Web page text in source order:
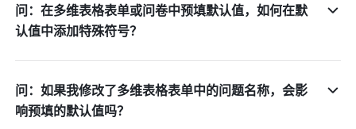
问：在多维表格表单或问卷中预填默认值，如何在默
认值中添加特殊符号？
问：如果我修改了多维表格表单中的问题名称，会影
响预填的默认值吗？